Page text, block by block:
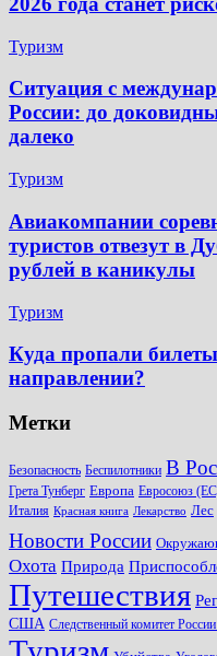
Туризм
Ситуация с
России: до
далеко
Туризм
Авиакомпании
туристов отвезут в
рублей в каникулы
Туризм
Куда пропали
направлении?
Метки
Безопасность Беспилотники В
Грета Тунберг Европа Евросоюз
Италия Красная книга Лекарство Лес
Новости России
Охота Природа
Путешествия
США Следственный комитет